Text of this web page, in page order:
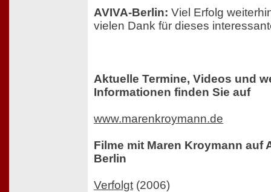
AVIVA-Berlin: Viel Erfolg
vielen Dank für dieses
Aktuelle Termine, Videos und
Informationen finden Sie auf
www.marenkroymann.de
Filme mit Maren Kroymann auf
Berlin
Verfolgt (2006)